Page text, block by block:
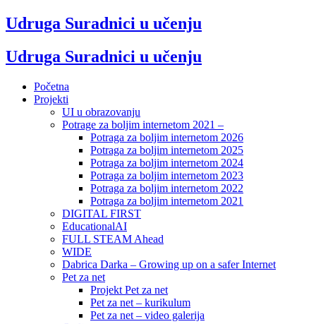
Udruga Suradnici u učenju
Udruga Suradnici u učenju
Početna
Projekti
UI u obrazovanju
Potrage za boljim internetom 2021 –
Potraga za boljim internetom 2026
Potraga za boljim internetom 2025
Potraga za boljim internetom 2024
Potraga za boljim internetom 2023
Potraga za boljim internetom 2022
Potraga za boljim internetom 2021
DIGITAL FIRST
EducationalAI
FULL STEAM Ahead
WIDE
Dabrica Darka – Growing up on a safer Internet
Pet za net
Projekt Pet za net
Pet za net – kurikulum
Pet za net – video galerija